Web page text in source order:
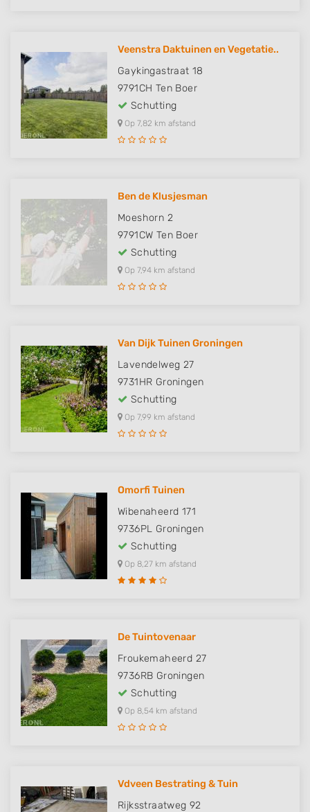
Veenstra Daktuinen en Vegetatie..
Gaykingastraat 18
9791CH Ten Boer
Schutting
Op 7,82 km afstand
Ben de Klusjesman
Moeshorn 2
9791CW Ten Boer
Schutting
Op 7,94 km afstand
Van Dijk Tuinen Groningen
Lavendelweg 27
9731HR Groningen
Schutting
Op 7,99 km afstand
Omorfi Tuinen
Wibenaheerd 171
9736PL Groningen
Schutting
Op 8,27 km afstand
De Tuintovenaar
Froukemaheerd 27
9736RB Groningen
Schutting
Op 8,54 km afstand
Vdveen Bestrating & Tuin
Rijksstraatweg 92